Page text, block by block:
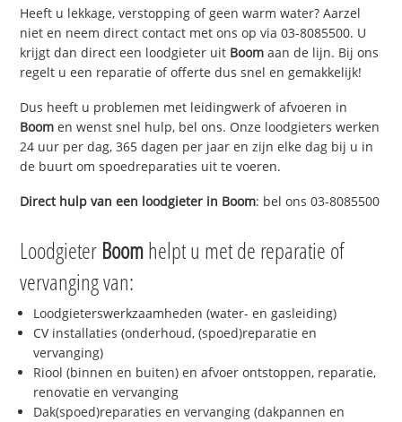
Heeft u lekkage, verstopping of geen warm water? Aarzel
niet en neem direct contact met ons op via 03-8085500. U
krijgt dan direct een loodgieter uit Boom aan de lijn. Bij ons
regelt u een reparatie of offerte dus snel en gemakkelijk!
Dus heeft u problemen met leidingwerk of afvoeren in
Boom en wenst snel hulp, bel ons. Onze loodgieters werken
24 uur per dag, 365 dagen per jaar en zijn elke dag bij u in
de buurt om spoedreparaties uit te voeren.
Direct hulp van een loodgieter in Boom: bel ons 03-8085500
Loodgieter Boomhelpt u met de reparatie of
vervanging van:
Loodgieterswerkzaamheden (water- en gasleiding)
CV installaties (onderhoud, (spoed)reparatie en
vervanging)
Riool (binnen en buiten) en afvoer ontstoppen, reparatie,
renovatie en vervanging
Dak(spoed)reparaties en vervanging (dakpannen en